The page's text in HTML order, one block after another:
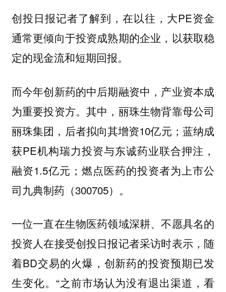
创投日报记者了解到，在以往，大PE资金
通常更倾向于投资成熟期的企业，以获取稳
定的现金流和短期回报。
而今年创新药的中后期融资中，产业资本成
为重要投资方。其中，丽珠生物背靠母公司
丽珠集团，后者拟向其增资10亿元；蓝纳成
获PE机构瑞力投资与东诚药业联合押注，
融资1.5亿元；燃点医药的投资者为上市公
司九典制药（300705）。
一位一直在生物医药领域深耕、不愿具名的
投资人在接受创投日报记者采访时表示，随
着BD交易的火爆，创新药的投资预期已发
生变化。“之前市场认为没有退出渠道，看